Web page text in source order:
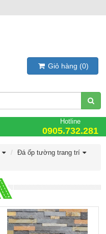
Giỏ hàng (0)
Hotline
0905.732.281
Đá ốp tường trang trí